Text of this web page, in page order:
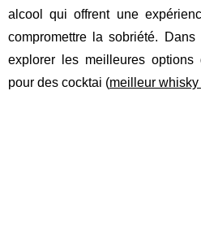
alcool qui offrent une
compromettre la sobriété.
explorer les meilleures
pour des cocktai (meilleur whisky